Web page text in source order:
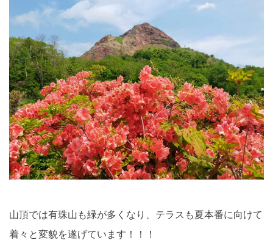
山頂では有珠山も緑が多くなり、テラスも夏本番に向けて
着々と変貌を遂げています！！！